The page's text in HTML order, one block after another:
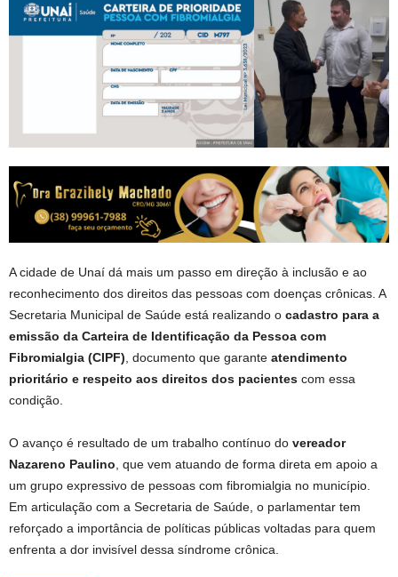
A cidade de Unaí dá mais um passo em direção à inclusão e ao
reconhecimento dos direitos das pessoas com doenças crônicas. A
Secretaria Municipal de Saúde está realizando o cadastro para a
emissão da Carteira de Identificação da Pessoa com
Fibromialgia (CIPF), documento que garante atendimento
prioritário e respeito aos direitos dos pacientes com essa
condição.
O avanço é resultado de um trabalho contínuo do vereador
Nazareno Paulino, que vem atuando de forma direta em apoio a
um grupo expressivo de pessoas com fibromialgia no município.
Em articulação com a Secretaria de Saúde, o parlamentar tem
reforçado a importância de políticas públicas voltadas para quem
enfrenta a dor invisível dessa síndrome crônica.